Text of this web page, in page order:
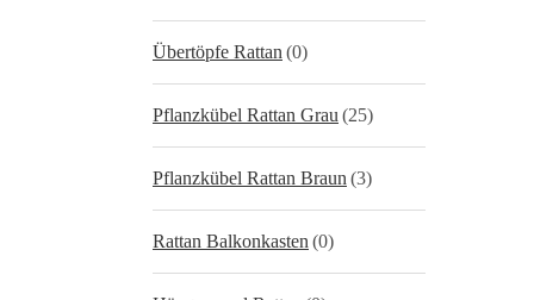
Übertöpfe Rattan (0)
Pflanzkübel Rattan Grau (25)
Pflanzkübel Rattan Braun (3)
Rattan Balkonkasten (0)